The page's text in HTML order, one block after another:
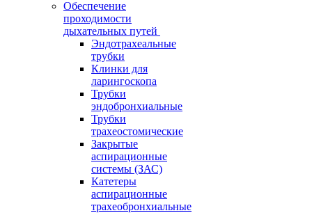
Обеспечение
проходимости
дыхательных путей
Эндотрахеальные
трубки
Клинки для
ларингоскопа
Трубки
эндобронхиальные
Трубки
трахеостомические
Закрытые
аспирационные
системы (ЗАС)
Катетеры
аспирационные
трахеобронхиальные